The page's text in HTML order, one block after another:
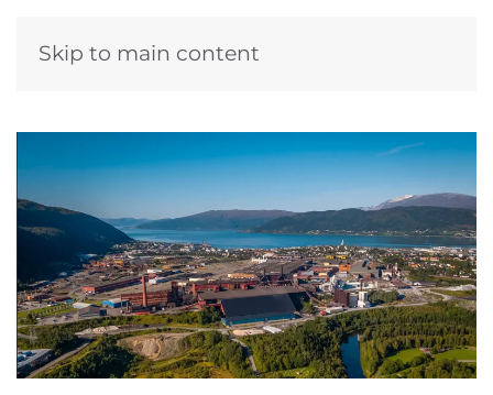
Skip to main content